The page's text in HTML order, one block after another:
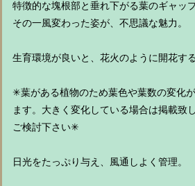
特徴的な塊根部と垂れ下がる葉のギャップ
その一風変わった姿が、不思議な魅力。
生育環境が良いと、花火のように開花す
✳︎葉がある植物のため葉色や葉数の変化
ます。大きく変化している場合は掲載致
ご検討下さい✳︎
日光をたっぷり与え、風通しよく管理。